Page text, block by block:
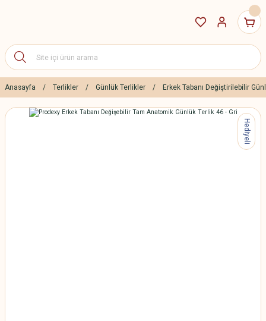
Anasayfa Terlikler Günlük Terlikler Erkek Tabanı Değiştirilebilir
Hediyeli